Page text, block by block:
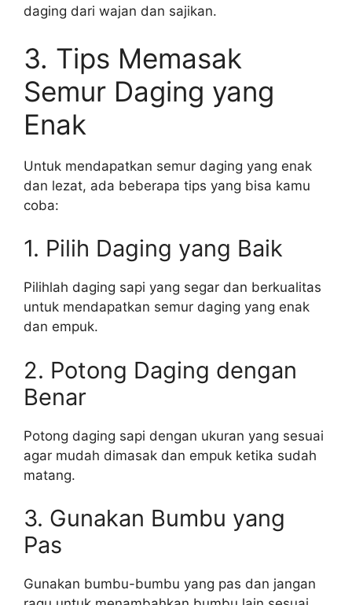
daging dari wajan dan sajikan.
3. Tips Memasak
Semur Daging yang
Enak
Untuk mendapatkan semur daging yang enak
dan lezat, ada beberapa tips yang bisa kamu
coba:
1. Pilih Daging yang Baik
Pilihlah daging sapi yang segar dan berkualitas
untuk mendapatkan semur daging yang enak
dan empuk.
2. Potong Daging dengan
Benar
Potong daging sapi dengan ukuran yang sesuai
agar mudah dimasak dan empuk ketika sudah
matang.
3. Gunakan Bumbu yang
Pas
Gunakan bumbu-bumbu yang pas dan jangan